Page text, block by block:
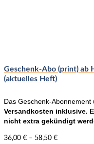
werden
Geschenk-Abo (print) ab
(aktuelles Heft)
Das Geschenk-
Versandkosten inklusive.
nicht extra gekündigt
36,00 € – 58,50 €